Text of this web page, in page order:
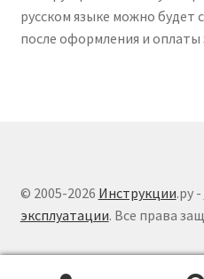
русском языке можно будет
после оформления и оплаты
© 2005-2026 Инструкции.ру -
эксплуатации. Все права